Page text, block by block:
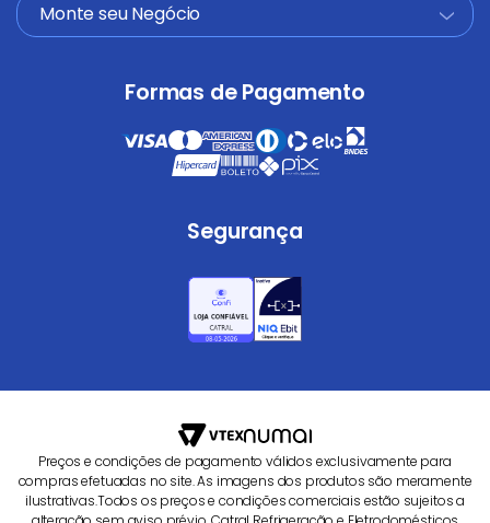
Monte seu Negócio
+
Formas de Pagamento
Segurança
Preços e condições de pagamento válidos exclusivamente para
compras efetuadas no site. As imagens dos produtos são meramente
ilustrativas.Todos os preços e condições comerciais estão sujeitos a